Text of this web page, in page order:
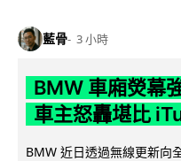
藍骨 3 小時
BMW 車廂熒幕
車主怒轟堪比
BMW 近日透過無線更新向